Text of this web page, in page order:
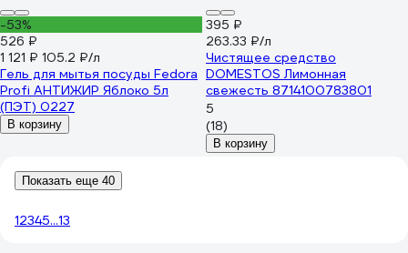
-53%
526 ₽
1 121 ₽ 105.2 ₽/л
Гель для мытья посуды Fedora
Profi АНТИЖИР Яблоко 5л
(ПЭТ) 0227
В корзину
395 ₽
263.33 ₽/л
Чистящее средство
DOMESTOS Лимонная
свежесть 8714100783801
5
(18)
В корзину
Показать еще 40
12345...13